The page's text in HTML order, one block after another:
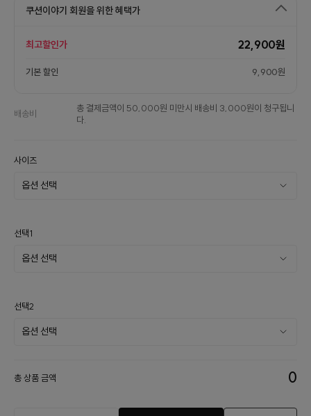
쿠션이야기 회원을 위한 혜택가
최고할인가 22,900원
기본 할인 9,900원
배송비
총 결제금액이 50,000원 미만시 배송비 3,000원이 청구됩니
다.
사이즈
선택1
선택2
총 상품 금액 0